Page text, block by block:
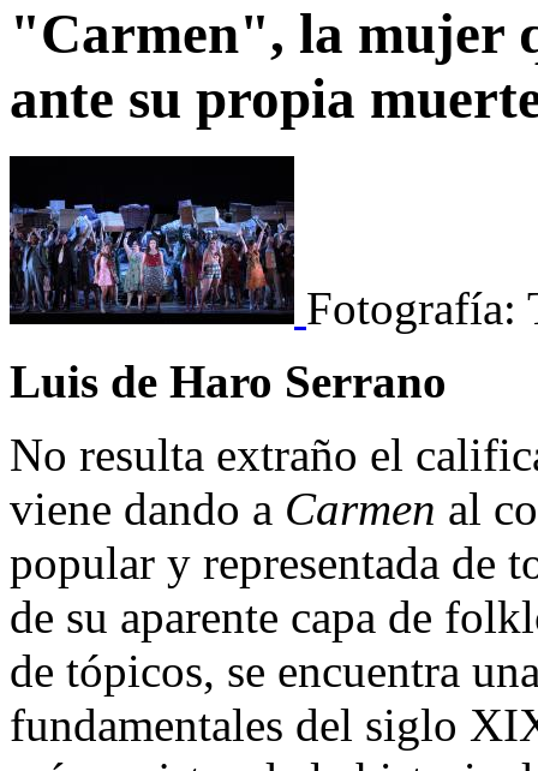
"Carmen", la mujer
ante su propia
Fotografía:
Luis de Haro Serrano
No resulta extraño el
viene dando a Carmen al
popular y representada de
de su aparente capa de
de tópicos, se encuentra
fundamentales del siglo